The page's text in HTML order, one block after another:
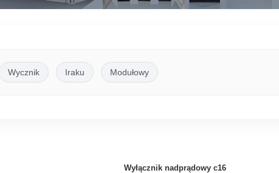
Wycznik Iraku Modułowy
Wyłącznik nadprądowy c16